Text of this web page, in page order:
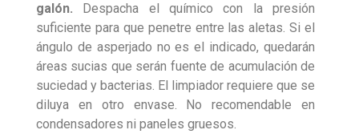
galón. Despacha el químico con la presión
suficiente para que penetre entre las aletas. Si el
ángulo de asperjado no es el indicado, quedarán
áreas sucias que serán fuente de acumulación de
suciedad y bacterias. El limpiador requiere que se
diluya en otro envase. No recomendable en
condensadores ni paneles gruesos.